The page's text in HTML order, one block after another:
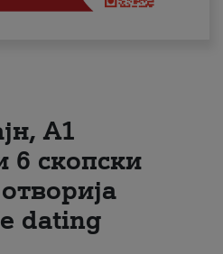
A1
6 скопски
dating